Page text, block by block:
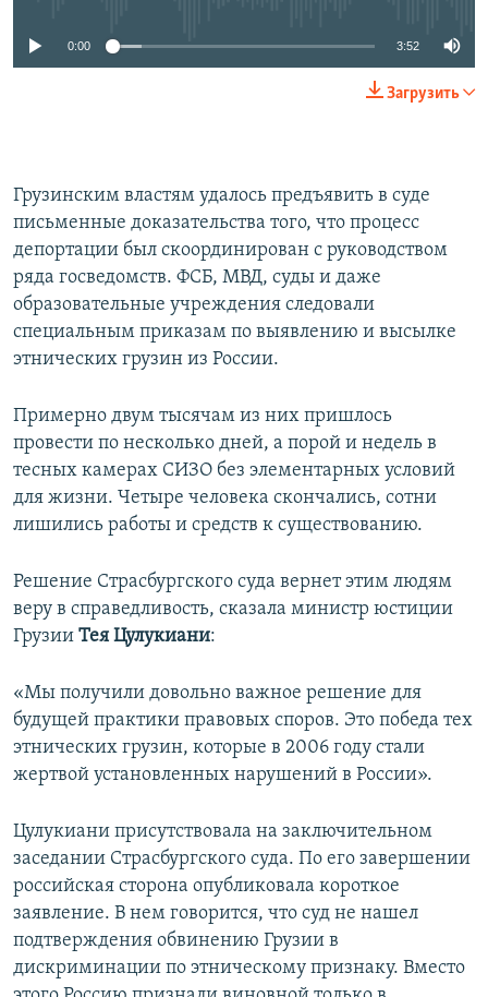
0:00 3:52
Загрузить
Грузинским властям удалось предъявить в суде
письменные доказательства того, что процесс
депортации был скоординирован с руководством
ряда госведомств. ФСБ, МВД, суды и даже
образовательные учреждения следовали
специальным приказам по выявлению и высылке
этнических грузин из России.
Примерно двум тысячам из них пришлось
провести по несколько дней, а порой и недель в
тесных камерах СИЗО без элементарных условий
для жизни. Четыре человека скончались, сотни
лишились работы и средств к существованию.
Решение Страсбургского суда вернет этим людям
веру в справедливость, сказала министр юстиции
Грузии Тея Цулукиани:
«Мы получили довольно важное решение для
будущей практики правовых споров. Это победа тех
этнических грузин, которые в 2006 году стали
жертвой установленных нарушений в России».
Цулукиани присутствовала на заключительном
заседании Страсбургского суда. По его завершении
российская сторона опубликовала короткое
заявление. В нем говорится, что суд не нашел
подтверждения обвинению Грузии в
дискриминации по этническому признаку. Вместо